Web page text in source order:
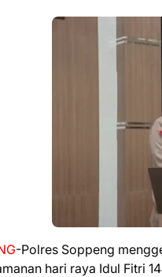
-Polres Soppeng
hari raya Idul Fitri